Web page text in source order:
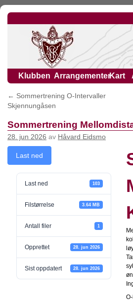
Klubben ArrangementerKart
← Sommertrening O-Intervaller
Skjennungåsen
Sommertrening
28. jun 2026 av Håvard Eidsmo
Last ned
Last ned 103
Filstørrelse 3.64 MB
Antall filer 1
Opprettet 28. jun 2026
Sist oppdatert 28. jun 2026